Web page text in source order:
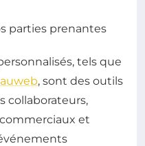
parties prenantes
tels que
, sont des outils
collaborateurs,
et